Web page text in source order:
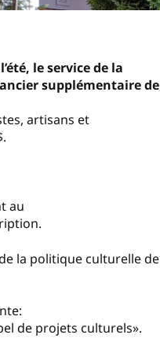
le service de la
supplémentaire de
artisans et
au
la politique culturelle de
de projets culturels».